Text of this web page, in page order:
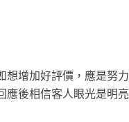
增加好評價，應是努力
後相信客人眼光是明亮